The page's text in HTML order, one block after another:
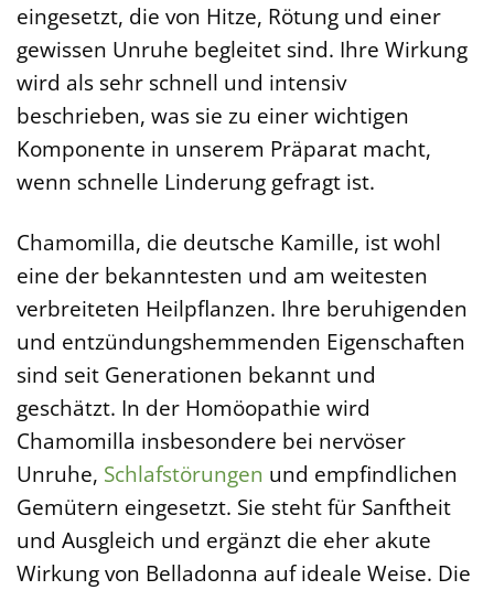
eingesetzt, die von Hitze, Rötung und einer
gewissen Unruhe begleitet sind. Ihre Wirkung
wird als sehr schnell und intensiv
beschrieben, was sie zu einer wichtigen
Komponente in unserem Präparat macht,
wenn schnelle Linderung gefragt ist.
Chamomilla, die deutsche Kamille, ist wohl
eine der bekanntesten und am weitesten
verbreiteten Heilpflanzen. Ihre beruhigenden
und entzündungshemmenden Eigenschaften
sind seit Generationen bekannt und
geschätzt. In der Homöopathie wird
Chamomilla insbesondere bei nervöser
Unruhe, Schlafstörungen und empfindlichen
Gemütern eingesetzt. Sie steht für Sanftheit
und Ausgleich und ergänzt die eher akute
Wirkung von Belladonna auf ideale Weise. Die